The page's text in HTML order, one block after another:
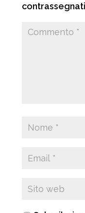
contrassegnati